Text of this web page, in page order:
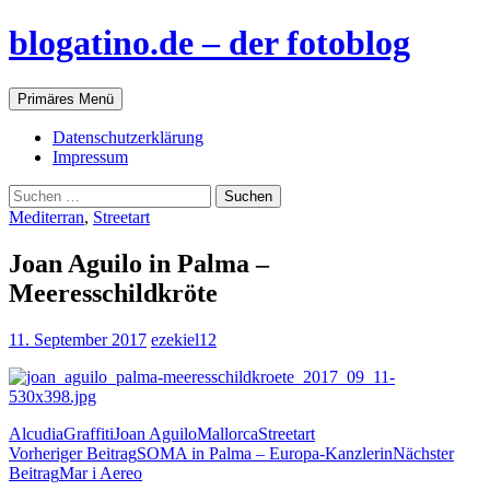
blogatino.de – der fotoblog
Suchen
Primäres Menü Zum
Inhalt
springen
Datenschutzerklärung
Impressum
Suchen
nach:
Mediterran, Streetart
Joan Aguilo in Palma –
Meeresschildkröte
11. September 2017 ezekiel12
AlcudiaGraffitiJoan AguiloMallorcaStreetart
Beitragsnavigation
Vorheriger BeitragSOMA in Palma – Europa-KanzlerinNächster
BeitragMar i Aereo